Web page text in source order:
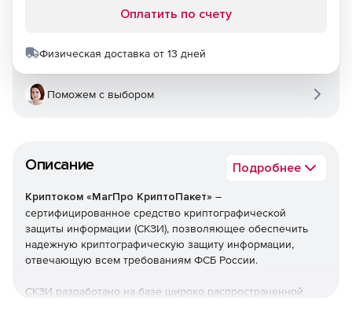
Описание Подробнее
Криптоком «МагПро КриптоПакет» –
сертифицированное средство криптографической
защиты информации (СКЗИ), позволяющее обеспечить
надежную криптографическую защиту информации,
отвечающую всем требованиям ФСБ России.
СКЗИ разработано на базе широко распространенной
Оплатить по счету
Физическая доставка от 13 дней
Поможем с выбором